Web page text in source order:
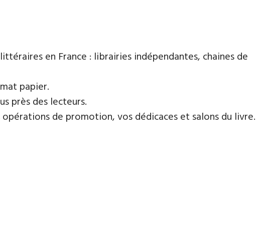
en France : librairies indépendantes, chaines de
papier.
près des lecteurs.
de promotion, vos dédicaces et salons du livre.